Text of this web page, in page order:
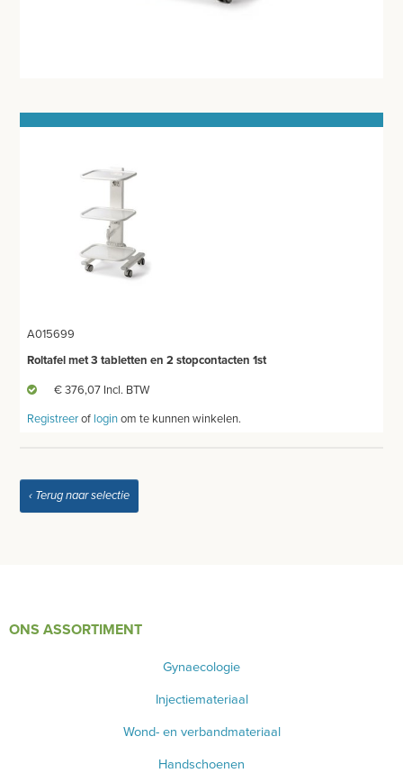
ANATOMISCHE MODELLEN
VOORHOOFDSLAMP - LOEPEBRIL
LED KRUIS LICHTRECLAME
ONDERZOEKS- EN OPERATIETAFEL VETERINAIR
INSTRUMENTEN - INOX GERIEF
PRODUCT NIET GEVONDEN?
A015699
Roltafel met 3 tabletten en 2 stopcontacten 1st
€ 376,07 Incl. BTW
Registreerof loginom te kunnen winkelen.
‹ Terug naar selectie
ONS ASSORTIMENT
Gynaecologie
Injectiemateriaal
Wond- en verbandmateriaal
Handschoenen